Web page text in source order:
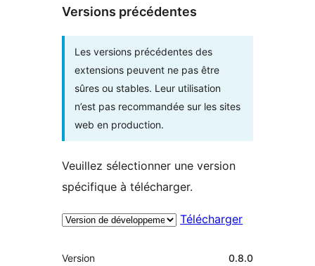
Versions précédentes
Les versions précédentes des
extensions peuvent ne pas être
sûres ou stables. Leur utilisation
n’est pas recommandée sur les sites
web en production.
Veuillez sélectionner une version
spécifique à télécharger.
Télécharger
Méta
Version 0.8.0